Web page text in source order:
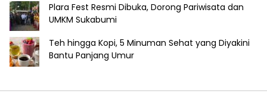
Plara Fest Resmi Dibuka, Dorong Pariwisata dan
UMKM Sukabumi
Teh hingga Kopi, 5 Minuman Sehat yang Diyakini
Bantu Panjang Umur